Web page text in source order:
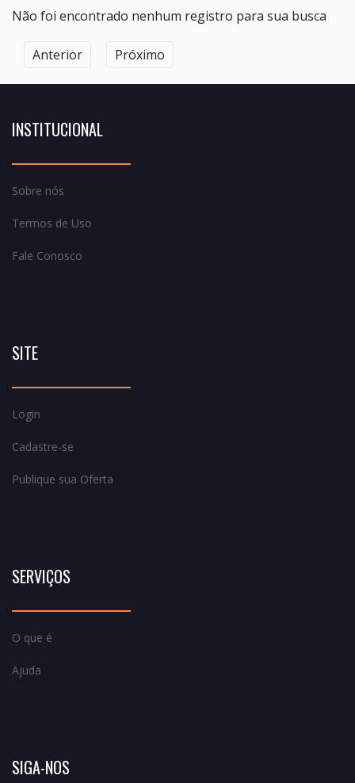
Não foi encontrado nenhum registro para sua busca
Anterior Próximo
INSTITUCIONAL
Sobre nós
Termos de Uso
Fale Conosco
SITE
Login
Cadastre-se
Publique sua Oferta
SERVIÇOS
O que é
Ajuda
SIGA-NOS